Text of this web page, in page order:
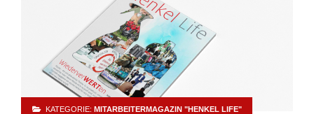
KATEGORIE: MITARBEITERMAGAZIN "HENKEL LIFE"